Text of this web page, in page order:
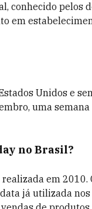
conhecido pelos
em
Unidos e
uma
no Brasil?
em 2010.
já utilizada